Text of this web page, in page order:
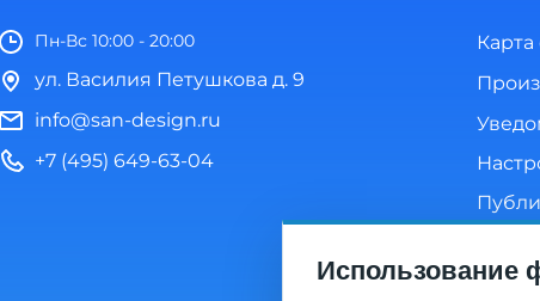
Пн-Вс 10:00 - 20:00
ул. Василия Петушкова д. 9
info@san-design.ru
+7 (495) 649-63-04
Карта
Использование